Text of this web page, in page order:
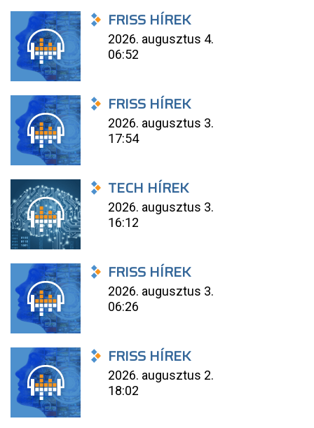
FRISS HÍREK
2026. augusztus 4.
06:52
FRISS HÍREK
2026. augusztus 3.
17:54
TECH HÍREK
2026. augusztus 3.
16:12
FRISS HÍREK
2026. augusztus 3.
06:26
FRISS HÍREK
2026. augusztus 2.
18:02